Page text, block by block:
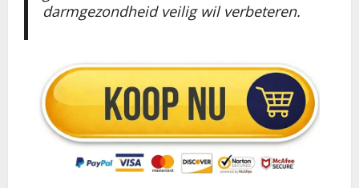
darmgezondheid veilig wil verbeteren.